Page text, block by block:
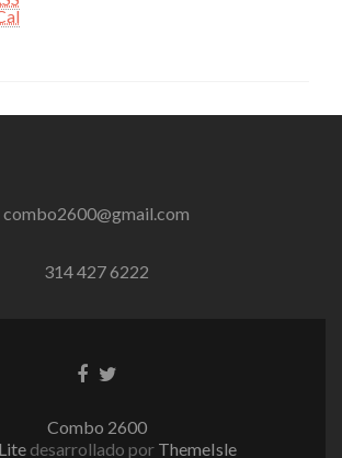
combo2600@gmail.com
314 427 6222
EnlaceEnlace
Combo 2600
desarrollado por ThemeIsle